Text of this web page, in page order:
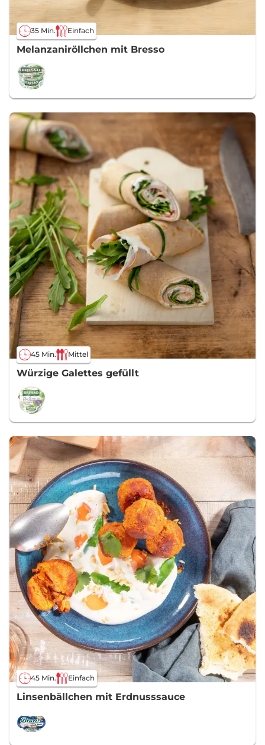
35 Min. Einfach
Melanzaniröllchen mit Bresso
45 Min. Mittel
Würzige Galettes gefüllt
45 Min. Einfach
Linsenbällchen mit Erdnusssauce